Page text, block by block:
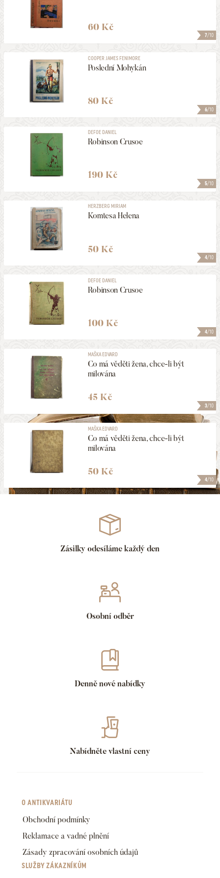
7/10
60 Kč
6/10
COOPER JAMES FENIMORE
Poslední Mohykán
80 Kč
5/10
DEFOE DANIEL
Robinson Crusoe
190 Kč
4/10
HERZBERG MIRIAM
Komtesa Helena
50 Kč
4/10
DEFOE DANIEL
Robinson Crusoe
100 Kč
3/10
MAŠKA EDVARD
Co má věděti žena, chce-li být
milována
45 Kč
4/10
MAŠKA EDVARD
Co má věděti žena, chce-li být
milována
50 Kč
Zásilky odesíláme každý den
Osobní odběr
Denně nové nabídky
Nabídněte vlastní ceny
O ANTIKVARIÁTU
Obchodní podmínky
Reklamace a vadné plnění
Zásady zpracování osobních údajů
SLUŽBY ZÁKAZNÍKŮM